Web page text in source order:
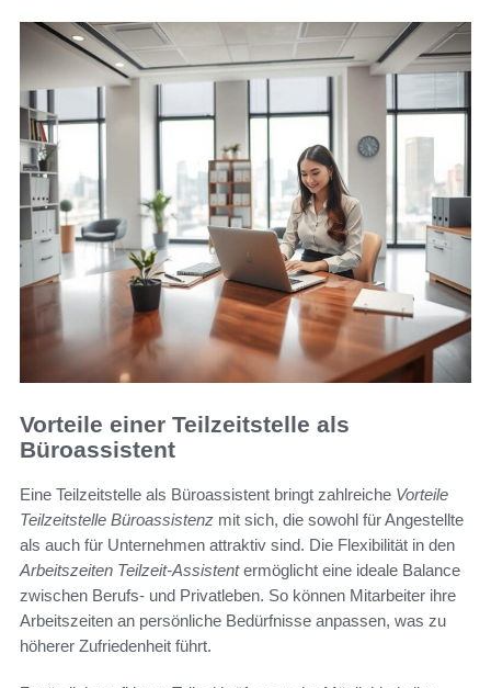
Vorteile einer Teilzeitstelle als
Büroassistent
Eine Teilzeitstelle als Büroassistent bringt zahlreiche Vorteile
Teilzeitstelle Büroassistenz mit sich, die sowohl für Angestellte
als auch für Unternehmen attraktiv sind. Die Flexibilität in den
Arbeitszeiten Teilzeit-Assistentermöglicht eine ideale Balance
zwischen Berufs- und Privatleben. So können Mitarbeiter ihre
Arbeitszeiten an persönliche Bedürfnisse anpassen, was zu
höherer Zufriedenheit führt.